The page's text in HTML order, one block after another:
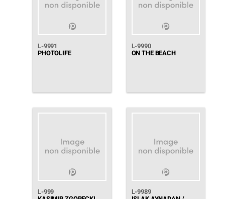
L-9991
PHOTOLIFE
L-9990
ON THE BEACH
L-999 L-9989